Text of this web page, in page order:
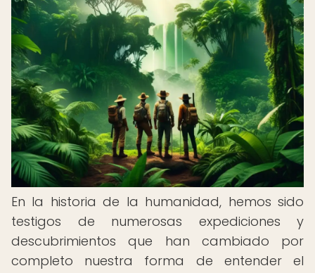
En la historia de la humanidad, hemos sido
testigos de numerosas expediciones y
descubrimientos que han cambiado por
completo nuestra forma de entender el